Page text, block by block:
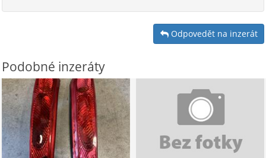
Odpovedět na inzerát
Podobné inzeráty